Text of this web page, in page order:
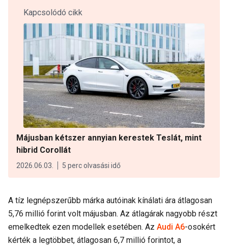
Kapcsolódó cikk
Májusban kétszer annyian kerestek Teslát, mint
hibrid Corollát
2026.06.03. 5 perc olvasási idő
A tíz legnépszerűbb márka autóinak kínálati ára átlagosan
5,76 millió forint volt májusban. Az átlagárak nagyobb részt
emelkedtek ezen modellek esetében. Az Audi A6-osokért
kérték a legtöbbet, átlagosan 6,7 millió forintot, a